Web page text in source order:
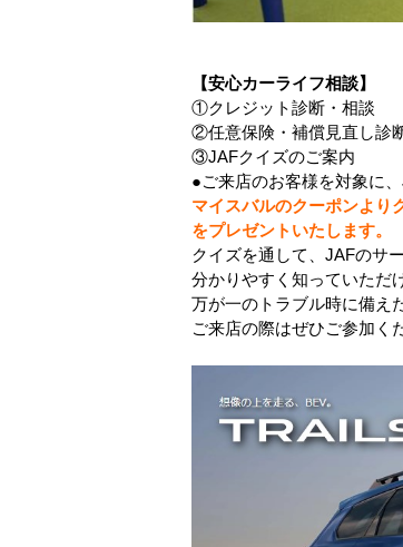
【安心カーライフ相談】
①クレジット診断・相談
②任意保険・補償見直し診
③JAFクイズのご案内
●ご来店のお客様を対象に
マイスバルのクーポンより
をプレゼントいたします。
クイズを通して、JAFのサ
分かりやすく知っていただ
万が一のトラブル時に備え
ご来店の際はぜひご参加く